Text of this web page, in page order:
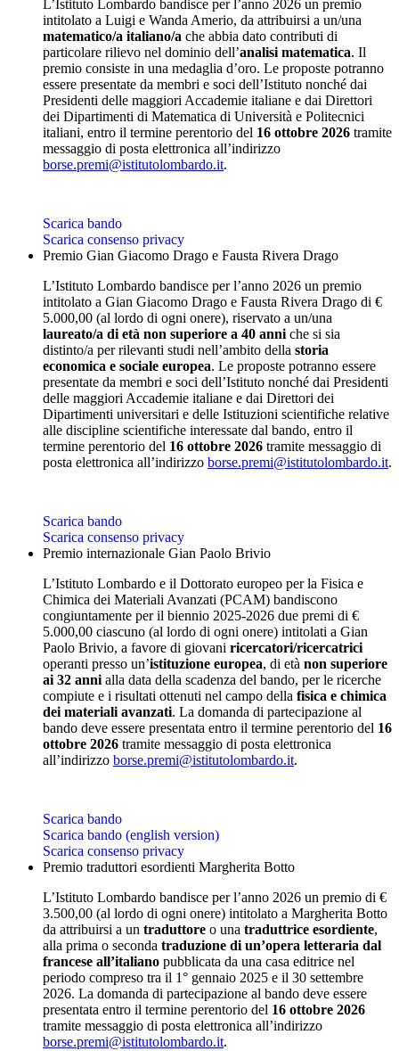
L’Istituto Lombardo bandisce per l’anno 2026 un premio
intitolato a Luigi e Wanda Amerio, da attribuirsi a un/una
matematico/a italiano/a che abbia dato contributi di
particolare rilievo nel dominio dell’analisi matematica. Il
premio consiste in una medaglia d’oro. Le proposte potranno
essere presentate da membri e soci dell’Istituto nonché dai
Presidenti delle maggiori Accademie italiane e dai Direttori
dei Dipartimenti di Matematica di Università e Politecnici
italiani, entro il termine perentorio del 16 ottobre 2026 tramite
messaggio di posta elettronica all’indirizzo
borse.premi@istitutolombardo.it.
Scarica bando
Scarica consenso privacy
Premio Gian Giacomo Drago e Fausta Rivera Drago
L’Istituto Lombardo bandisce per l’anno 2026 un premio
intitolato a Gian Giacomo Drago e Fausta Rivera Drago di €
5.000,00 (al lordo di ogni onere), riservato a un/una
laureato/a di età non superiore a 40 anni che si sia
distinto/a per rilevanti studi nell’ambito della storia
economica e sociale europea. Le proposte potranno essere
presentate da membri e soci dell’Istituto nonché dai Presidenti
delle maggiori Accademie italiane e dai Direttori dei
Dipartimenti universitari e delle Istituzioni scientifiche relative
alle discipline scientifiche interessate dal bando, entro il
termine perentorio del 16 ottobre 2026 tramite messaggio di
posta elettronica all’indirizzo borse.premi@istitutolombardo.it.
Scarica bando
Scarica consenso privacy
Premio internazionale Gian Paolo Brivio
L’Istituto Lombardo e il Dottorato europeo per la Fisica e
Chimica dei Materiali Avanzati (PCAM) bandiscono
congiuntamente per il biennio 2025-2026 due premi di €
5.000,00 ciascuno (al lordo di ogni onere) intitolati a Gian
Paolo Brivio, a favore di giovani ricercatori/ricercatrici
operanti presso un’istituzione europea, di età non superiore
ai 32 anni alla data della scadenza del bando, per le ricerche
compiute e i risultati ottenuti nel campo della fisica e chimica
dei materiali avanzati. La domanda di partecipazione al
bando deve essere presentata entro il termine perentorio del 16
ottobre 2026 tramite messaggio di posta elettronica
all’indirizzo borse.premi@istitutolombardo.it.
Scarica bando
Scarica bando (english version)
Scarica consenso privacy
Premio traduttori esordienti Margherita Botto
L’Istituto Lombardo bandisce per l’anno 2026 un premio di €
3.500,00 (al lordo di ogni onere) intitolato a Margherita Botto
da attribuirsi a un traduttore o una traduttrice esordiente,
alla prima o seconda traduzione di un’opera letteraria dal
francese all’italiano pubblicata da una casa editrice nel
periodo compreso tra il 1° gennaio 2025 e il 30 settembre
2026. La domanda di partecipazione al bando deve essere
presentata entro il termine perentorio del 16 ottobre 2026
tramite messaggio di posta elettronica all’indirizzo
borse.premi@istitutolombardo.it.